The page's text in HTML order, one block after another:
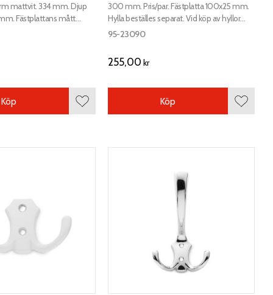
mattvit. 334 mm. Djup
Fästplattans mått
Lägg till i favoriter
Köp
300 mm. Pris/par. Fästplatta 100x25 mm.
Hylla beställes separat. Vid köp av hyllor
ingår skruv till konsolerna.
95-23090
255,00 kr
Lägg
Köp